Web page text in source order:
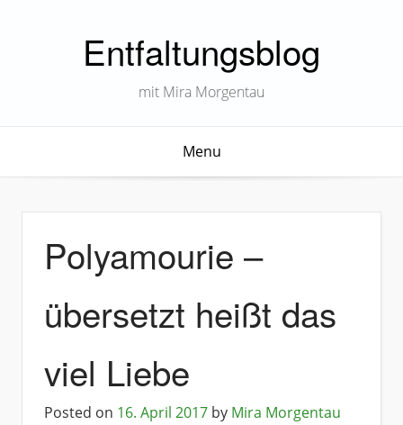
Entfaltungsblog
mit Mira Morgentau
Menu
Polyamourie –
übersetzt heißt das
viel Liebe
Posted on 16. April 2017 by Mira Morgentau